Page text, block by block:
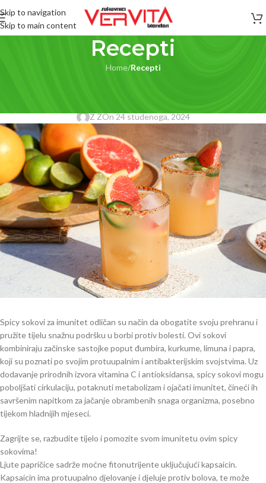
Skip to navigation
Skip to main content
Recepti
Home/Recepti
Z ZOn 24 studenoga, 2024
Spicy sokovi za imunitet odličan su način da obogatite svoju prehranu i
pružite tijelu snažnu podršku u borbi protiv bolesti. Ovi sokovi
kombiniraju začinske sastojke poput đumbira, kurkume, limuna i papra,
koji su poznati po svojim protuupalnim i antibakterijskim svojstvima. Uz
dodavanje prirodnih izvora vitamina C i antioksidansa, spicy sokovi mogu
poboljšati cirkulaciju, potaknuti metabolizam i ojačati imunitet, čineći ih
savršenim napitkom za jačanje obrambenih snaga organizma, posebno
tijekom hladnijih mjeseci.
Zagrijte se, razbudite tijelo i pomozite svom imunitetu ovim spicy
sokovima!
Ljute papričice sadrže moćne fitonutrijente uključujući kapsaicin.
Kapsaicin ima protuupalno djelovanje i djeluje protiv bolova, te može